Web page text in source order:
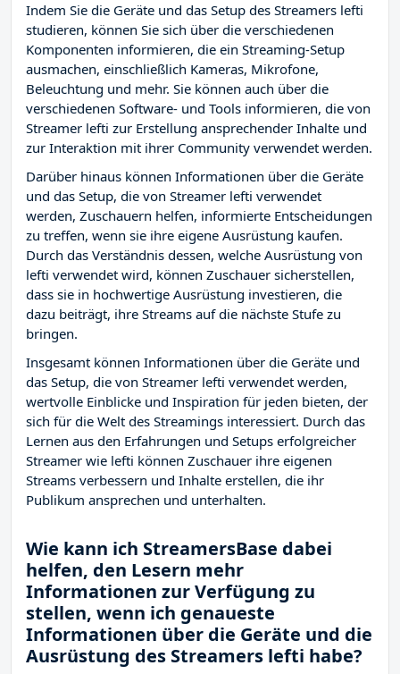
Indem Sie die Geräte und das Setup des Streamers lefti
studieren, können Sie sich über die verschiedenen
Komponenten informieren, die ein Streaming-Setup
ausmachen, einschließlich Kameras, Mikrofone,
Beleuchtung und mehr. Sie können auch über die
verschiedenen Software- und Tools informieren, die von
Streamer lefti zur Erstellung ansprechender Inhalte und
zur Interaktion mit ihrer Community verwendet werden.
Darüber hinaus können Informationen über die Geräte
und das Setup, die von Streamer lefti verwendet
werden, Zuschauern helfen, informierte Entscheidungen
zu treffen, wenn sie ihre eigene Ausrüstung kaufen.
Durch das Verständnis dessen, welche Ausrüstung von
lefti verwendet wird, können Zuschauer sicherstellen,
dass sie in hochwertige Ausrüstung investieren, die
dazu beiträgt, ihre Streams auf die nächste Stufe zu
bringen.
Insgesamt können Informationen über die Geräte und
das Setup, die von Streamer lefti verwendet werden,
wertvolle Einblicke und Inspiration für jeden bieten, der
sich für die Welt des Streamings interessiert. Durch das
Lernen aus den Erfahrungen und Setups erfolgreicher
Streamer wie lefti können Zuschauer ihre eigenen
Streams verbessern und Inhalte erstellen, die ihr
Publikum ansprechen und unterhalten.
Wie kann ich StreamersBase dabei
helfen, den Lesern mehr
Informationen zur Verfügung zu
stellen, wenn ich genaueste
Informationen über die Geräte und die
Ausrüstung des Streamers lefti habe?